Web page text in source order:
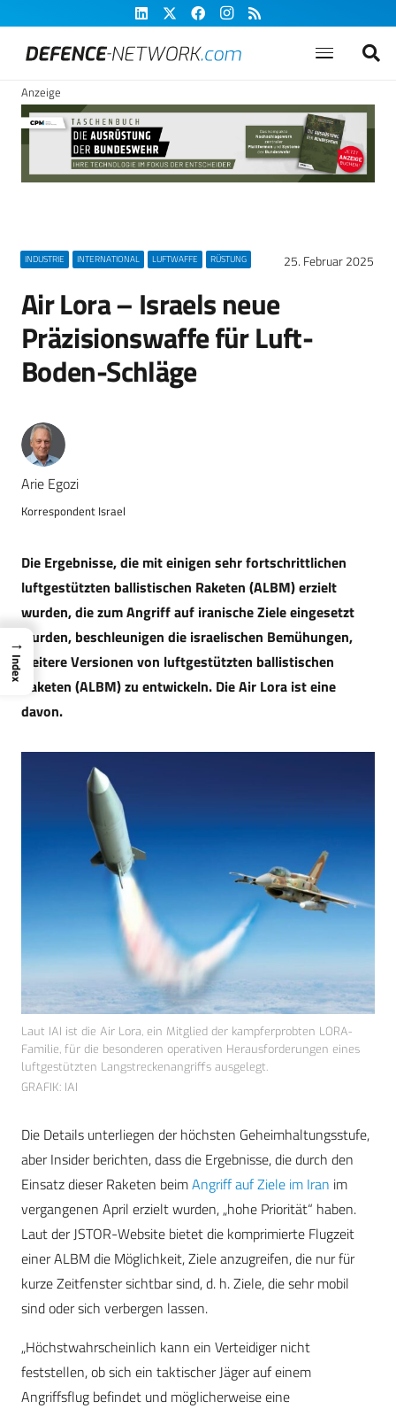
Anzeige
INDUSTRIE INTERNATIONAL LUFTWAFFE RÜSTUNG 25. Februar 2025
Air Lora – Israels neue
Präzisionswaffe für Luft-
Boden-Schläge
Arie Egozi
Korrespondent Israel
Die Ergebnisse, die mit einigen sehr fortschrittlichen
luftgestützten ballistischen Raketen (ALBM) erzielt
wurden, die zum Angriff auf iranische Ziele eingesetzt
wurden, beschleunigen die israelischen Bemühungen,
weitere Versionen von luftgestützten ballistischen
Raketen (ALBM) zu entwickeln. Die Air Lora ist eine
davon.
Laut IAI ist die Air Lora, ein Mitglied der kampferprobten LORA-
Familie, für die besonderen operativen Herausforderungen eines
luftgestützten Langstreckenangriffs ausgelegt.
GRAFIK: IAI
Die Details unterliegen der höchsten Geheimhaltungsstufe,
aber Insider berichten, dass die Ergebnisse, die durch den
Einsatz dieser Raketen beimAngriff auf Ziele im Iran im
vergangenen April erzielt wurden, „hohe Priorität“ haben.
Laut der JSTOR-Website bietet die komprimierte Flugzeit
einer ALBM die Möglichkeit, Ziele anzugreifen, die nur für
kurze Zeitfenster sichtbar sind, d. h. Ziele, die sehr mobil
sind oder sich verbergen lassen.
„Höchstwahrscheinlich kann ein Verteidiger nicht
feststellen, ob sich ein taktischer Jäger auf einem
Angriffsflug befindet und möglicherweise eine
→
Index